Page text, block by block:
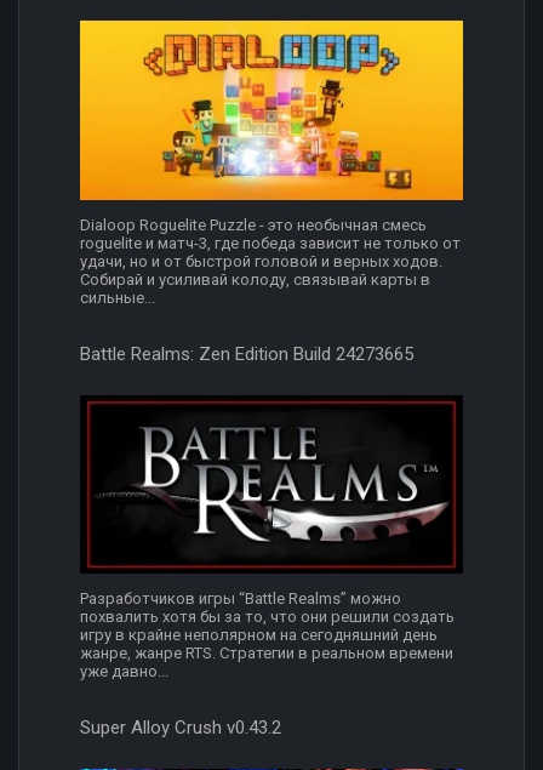
Dialoop Roguelite Puzzle - это необычная смесь
roguelite и матч-3, где победа зависит не только от
удачи, но и от быстрой головoй и верных ходов.
Собирай и усиливай колоду, связывай карты в
сильные...
Battle Realms: Zen Edition Build 24273665
Разработчиков игры “Battle Realms” можно
похвалить хотя бы за то, что они решили создать
игру в крайне неполярном на сегодняшний день
жанре, жанре RTS. Стратегии в реальном времени
уже давно...
Super Alloy Crush v0.43.2